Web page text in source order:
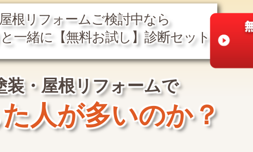
根リフォームご検討中なら
一緒に【無料お試し】診断セット
装・屋根リフォームで
人が多いのか？